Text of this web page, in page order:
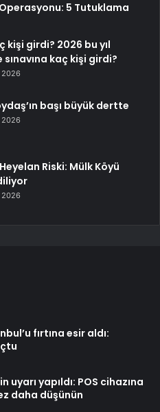
5 Tutuklama
kişi girdi? 2026 bu yıl
kaç kişi girdi?
2026
başı büyük dertte
2026
Riski: Mülk Köyü
2026
fırtına esir aldı:
yapıldı: POS cihazına
daha düşünün